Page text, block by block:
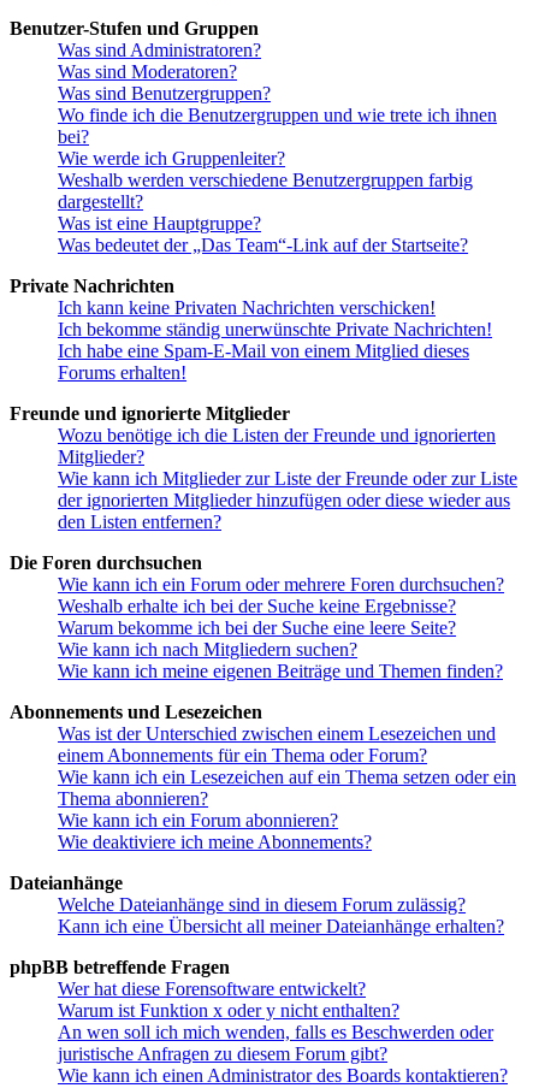
Benutzer-Stufen und Gruppen
Was sind Administratoren?
Was sind Moderatoren?
Was sind Benutzergruppen?
Wo finde ich die Benutzergruppen und wie trete ich ihnen
bei?
Wie werde ich Gruppenleiter?
Weshalb werden verschiedene Benutzergruppen farbig
dargestellt?
Was ist eine Hauptgruppe?
Was bedeutet der „Das Team“-Link auf der Startseite?
Private Nachrichten
Ich kann keine Privaten Nachrichten verschicken!
Ich bekomme ständig unerwünschte Private Nachrichten!
Ich habe eine Spam-E-Mail von einem Mitglied dieses
Forums erhalten!
Freunde und ignorierte Mitglieder
Wozu benötige ich die Listen der Freunde und ignorierten
Mitglieder?
Wie kann ich Mitglieder zur Liste der Freunde oder zur Liste
der ignorierten Mitglieder hinzufügen oder diese wieder aus
den Listen entfernen?
Die Foren durchsuchen
Wie kann ich ein Forum oder mehrere Foren durchsuchen?
Weshalb erhalte ich bei der Suche keine Ergebnisse?
Warum bekomme ich bei der Suche eine leere Seite?
Wie kann ich nach Mitgliedern suchen?
Wie kann ich meine eigenen Beiträge und Themen finden?
Abonnements und Lesezeichen
Was ist der Unterschied zwischen einem Lesezeichen und
einem Abonnements für ein Thema oder Forum?
Wie kann ich ein Lesezeichen auf ein Thema setzen oder ein
Thema abonnieren?
Wie kann ich ein Forum abonnieren?
Wie deaktiviere ich meine Abonnements?
Dateianhänge
Welche Dateianhänge sind in diesem Forum zulässig?
Kann ich eine Übersicht all meiner Dateianhänge erhalten?
phpBB betreffende Fragen
Wer hat diese Forensoftware entwickelt?
Warum ist Funktion x oder y nicht enthalten?
An wen soll ich mich wenden, falls es Beschwerden oder
juristische Anfragen zu diesem Forum gibt?
Wie kann ich einen Administrator des Boards kontaktieren?